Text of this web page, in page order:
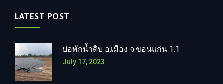
LATEST POST
บ่อพักน้ำดิบ อ.เมือง จ.ขอนแก่น 1.1
July 17, 2023